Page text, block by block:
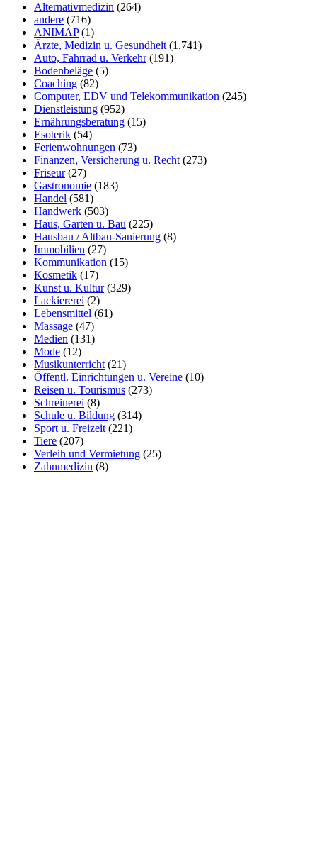
Alternativmedizin (264)
andere (716)
ANIMAP(1)
Ärzte, Medizin u. Gesundheit (1.741)
Auto, Fahrrad u. Verkehr(191)
Bodenbeläge (5)
Coaching (82)
Computer, EDV und Telekommunikation (245)
Dienstleistung (952)
Ernährungsberatung (15)
Esoterik (54)
Ferienwohnungen (73)
Finanzen, Versicherung u. Recht (273)
Friseur(27)
Gastronomie (183)
Handel (581)
Handwerk (503)
Haus, Garten u. Bau (225)
Hausbau / Altbau-Sanierung (8)
Immobilien (27)
Kommunikation (15)
Kosmetik (17)
Kunst u. Kultur(329)
Lackiererei (2)
Lebensmittel (61)
Massage (47)
Medien (131)
Mode (12)
Musikunterricht (21)
Öffentl. Einrichtungen u. Vereine (10)
Reisen u. Tourismus (273)
Schreinerei (8)
Schule u. Bildung (314)
Sport u. Freizeit (221)
Tiere (207)
Verleih und Vermietung (25)
Zahnmedizin (8)